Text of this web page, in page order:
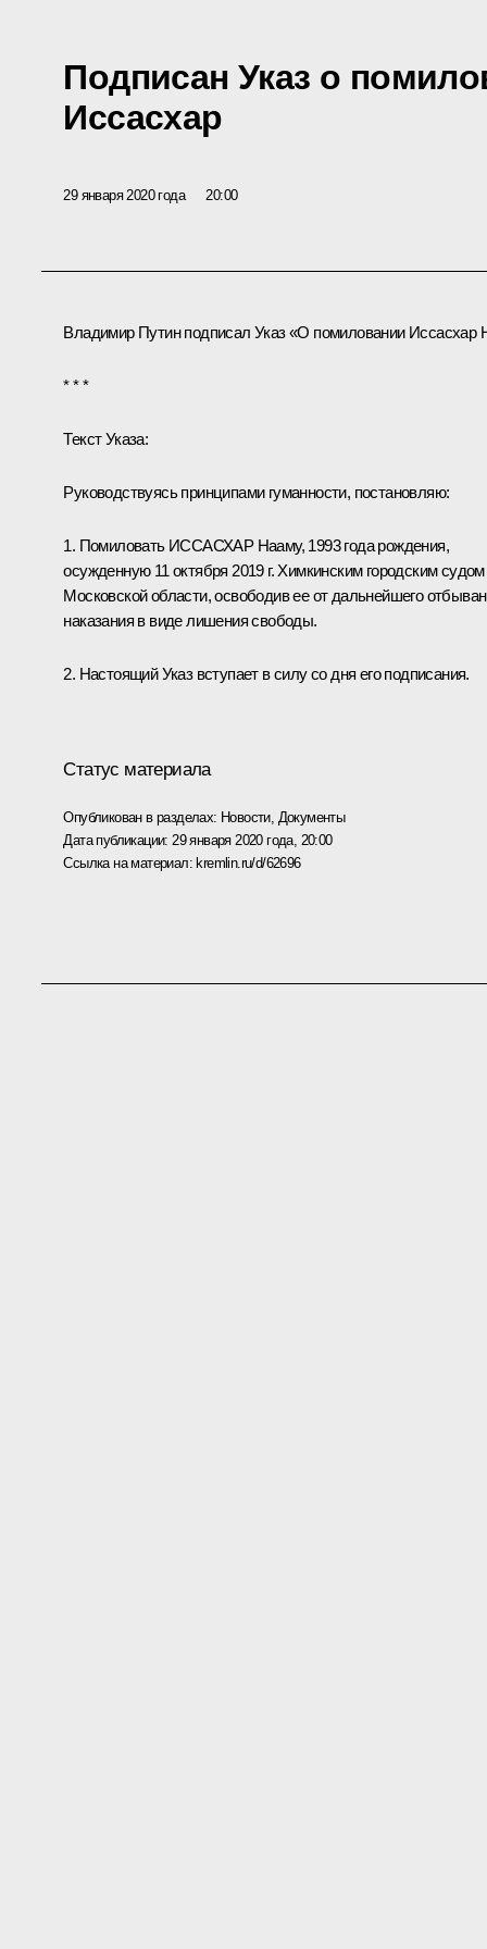
Подписан Указ о
Иссасхар
29 января 2020 года 20:00
Владимир Путин подписал Указ «О помиловании Иссасхар
* * *
Текст Указа:
Руководствуясь принципами гуманности, постановляю:
1. Помиловать ИССАСХАР Нааму, 1993 года рождения,
осужденную 11 октября 2019 г. Химкинским городским судом
Московской области, освободив ее от дальнейшего
наказания в виде лишения свободы.
2. Настоящий Указ вступает в силу со дня его подписания.
Статус материала
Опубликован в разделах: Новости, Документы
Дата публикации: 29 января 2020 года, 20:00
Ссылка на материал:kremlin.ru/d/62696